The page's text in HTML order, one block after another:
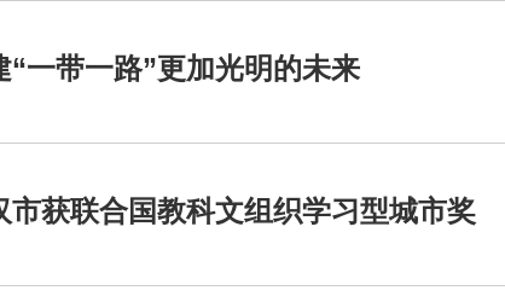
“一带一路”更加光明的未来
市获联合国教科文组织学习型城市奖